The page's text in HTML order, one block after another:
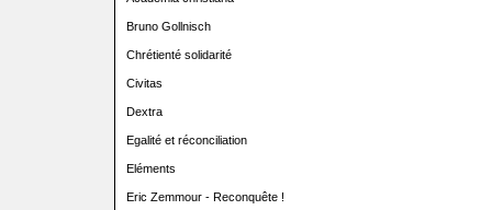
Bruno Gollnisch
Chrétienté solidarité
Civitas
Dextra
Egalité et réconciliation
Eléments
Eric Zemmour - Reconquête !